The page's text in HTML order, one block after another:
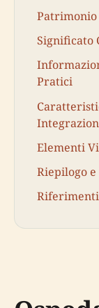
Significato
Pratici
Elementi
Riepilogo
Riferimenti